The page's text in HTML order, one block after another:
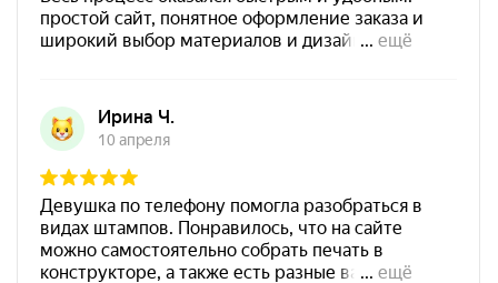
от 550
Печать ИП № Р69
Штемпельная подушка
1800